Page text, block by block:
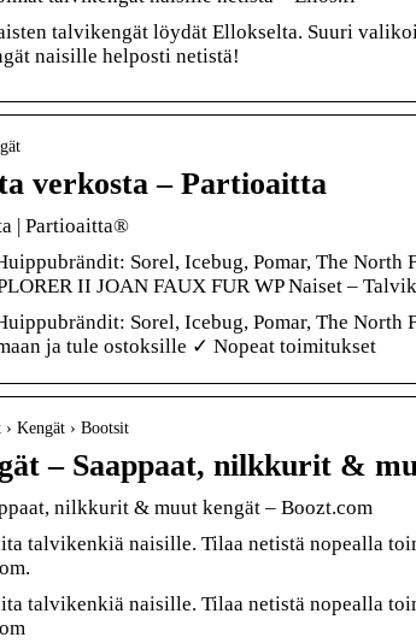
talvikengät löydät Ellokselta. Suuri
naisille helposti netistä!
verkosta – Partioaitta
| Partioaitta®
Sorel, Icebug, Pomar, The North
II JOAN FAUX FUR WP Naiset –
Sorel, Icebug, Pomar, The North
ja tule ostoksille ✓ Nopeat toimitukset
Kengät › Bootsit
– Saappaat, nilkkurit &
nilkkurit & muut kengät – Boozt.com
talvikenkiä naisille. Tilaa netistä nopealla
talvikenkiä naisille. Tilaa netistä nopealla